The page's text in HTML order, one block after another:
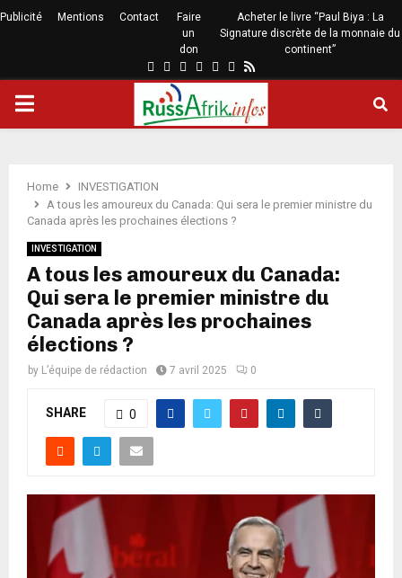
Publicité Mentions Contact
Faire
un
don
Acheter le livre “Paul Biya : La
Signature discrète de la monnaie du
continent”
Home
INVESTIGATION
A tous les amoureux du Canada: Qui sera le premier ministre du
Canada après les prochaines élections ?
INVESTIGATION
A tous les amoureux du Canada:
Qui sera le premier ministre du
Canada après les prochaines
élections ?
by L’équipe de rédaction 7 avril 2025 0
SHARE 0